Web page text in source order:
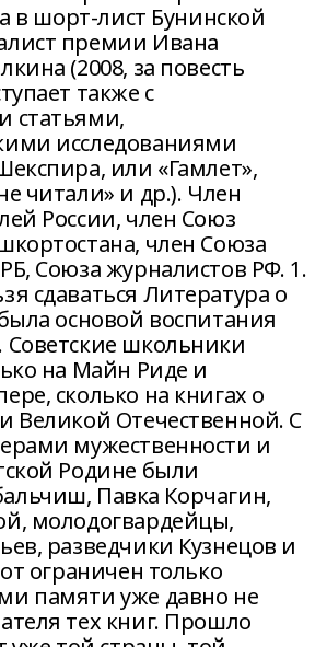
в шорт-лист Бунинской
премии Ивана
(2008, за повесть
также с
статьями,
исследованиями
или «Гамлет»,
читали» и др.). Член
России, член Союз
член Союза
Союза журналистов РФ. 1.
сдаваться Литература о
основой воспитания
Советские школьники
на Майн Риде и
сколько на книгах о
Великой Отечественной. С
мужественности и
Родине были
Павка Корчагин,
молодогвардейцы,
разведчики Кузнецов и
ограничен только
памяти уже давно не
тех книг. Прошло